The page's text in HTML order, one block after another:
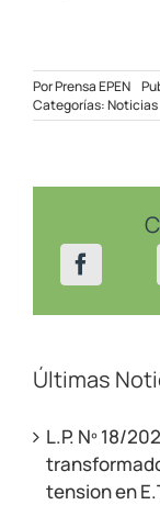
PorPrensa EPEN
Categorías:Noticias
Últimas
L.P. Nº 18/
tension en